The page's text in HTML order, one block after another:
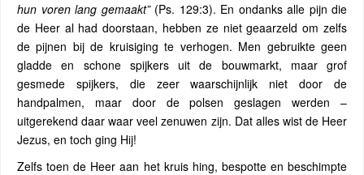
hun voren lang gemaakt”(Ps. 129:3). En ondanks alle pijn die
de Heer al had doorstaan, hebben ze niet geaarzeld om zelfs
de pijnen bij de kruisiging te verhogen. Men gebruikte geen
gladde en schone spijkers uit de bouwmarkt, maar grof
gesmede spijkers, die zeer waarschijnlijk niet door de
handpalmen, maar door de polsen geslagen werden –
uitgerekend daar waar veel zenuwen zijn. Dat alles wist de Heer
Jezus, en toch ging Hij!
Zelfs toen de Heer aan het kruis hing, bespotte en beschimpte